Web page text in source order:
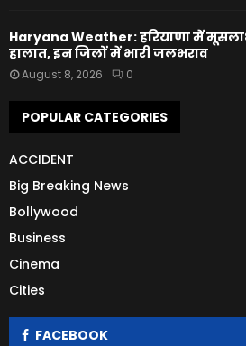
Haryana Weather: हरियाणा में
हालात, इन जिलों में भारी जलभराव
August 8, 2026 0
POPULAR CATEGORIES
ACCIDENT
Big Breaking News
Bollywood
Business
Cinema
Cities
FACEBOOK